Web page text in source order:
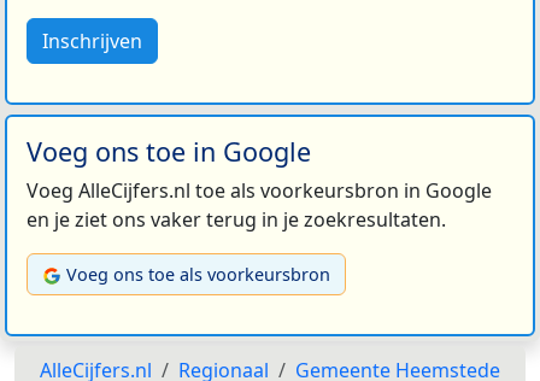
Inschrijven
Voeg ons toe in Google
Voeg AlleCijfers.nl toe als voorkeursbron in Google
en je ziet ons vaker terug in je zoekresultaten.
Voeg ons toe als voorkeursbron
AlleCijfers.nl Regionaal
Gemeente Heemstede